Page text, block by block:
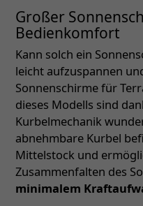
Großer
Bedienkomfort
Kann solch ein
leicht aufzuspannen
Sonnenschirme für
dieses Modells sind
Kurbelmechanik
abnehmbare Kurbel
Mittelstock und
Zusammenfalten des
minimalem